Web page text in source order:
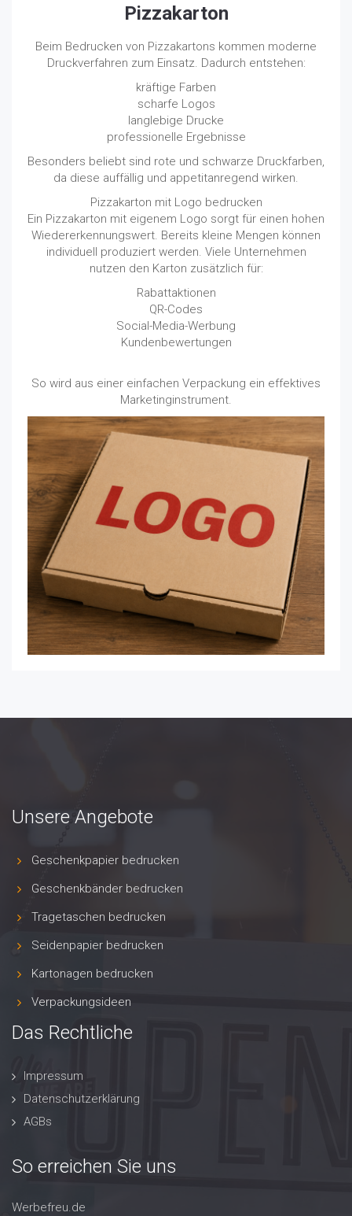
Pizzakarton
Beim Bedrucken von Pizzakartons kommen moderne
Druckverfahren zum Einsatz. Dadurch entstehen:
kräftige Farben
scharfe Logos
langlebige Drucke
professionelle Ergebnisse
Besonders beliebt sind rote und schwarze Druckfarben,
da diese auffällig und appetitanregend wirken.
Pizzakarton mit Logo bedrucken
Ein Pizzakarton mit eigenem Logo sorgt für einen hohen
Wiedererkennungswert. Bereits kleine Mengen können
individuell produziert werden. Viele Unternehmen
nutzen den Karton zusätzlich für:
Rabattaktionen
QR-Codes
Social-Media-Werbung
Kundenbewertungen
So wird aus einer einfachen Verpackung ein effektives
Marketinginstrument.
Unsere Angebote
Geschenkpapier bedrucken
Geschenkbänder bedrucken
Tragetaschen bedrucken
Seidenpapier bedrucken
Kartonagen bedrucken
Verpackungsideen
Das Rechtliche
Impressum
Datenschutzerklärung
AGBs
So erreichen Sie uns
Werbefreu.de